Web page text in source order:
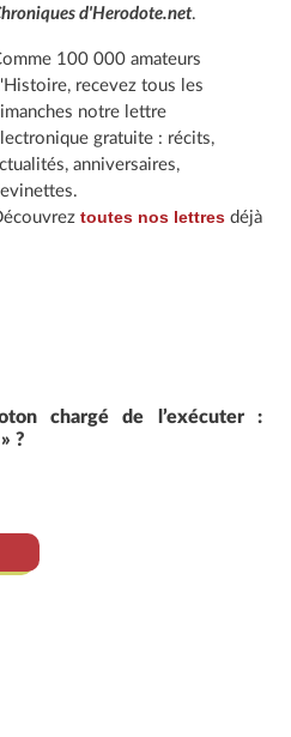
d'Herodote.net.
100 000 amateurs
recevez tous les
notre lettre
gratuite : récits,
anniversaires,
toutes nos lettresdéjà
chargé de l’exécuter :
?